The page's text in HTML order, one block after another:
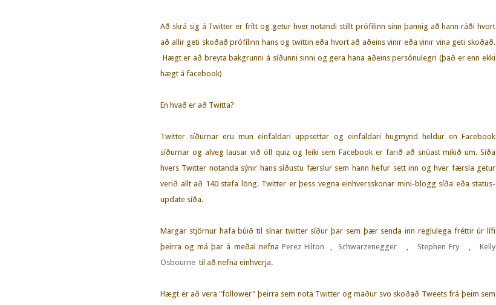
Að skrá sig á Twitter er frítt og getur hver notandi stillt prófílinn sinn þannig að hann ráði hvort
að allir geti skoðað prófílinn hans og twittin eða hvort að aðeins vinir eða vinir vina geti skoðað.
Hægt er að breyta bakgrunni á síðunni sinni og gera hana aðeins persónulegri (það er enn ekki
hægt á facebook)
En hvað er að Twitta?
Twitter síðurnar eru mun einfaldari uppsettar og einfaldari hugmynd heldur en Facebook
síðurnar og alveg lausar við öll quiz og leiki sem Facebook er farið að snúast mikið um. Síða
hvers Twitter notanda sýnir hans síðustu færslur sem hann hefur sett inn og hver færsla getur
verið allt að 140 stafa löng. Twitter er þess vegna einhversskonar mini-blogg síða eða status-
update síða.
Margar stjörnur hafa búið til sínar twitter síður þar sem þær senda inn reglulega fréttir úr lífi
þeirra og má þar á meðal nefna Perez Hilton Schwarzenegger Stephen Fry ,Kelly
Osbourne til að nefna einhverja.
Hægt er að vera "follower" þeirra sem nota Twitter og maður svo skoðað Tweets frá þeim sem